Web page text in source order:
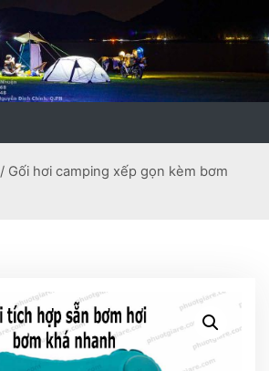
/ Gối hơi camping xếp gọn kèm bơm